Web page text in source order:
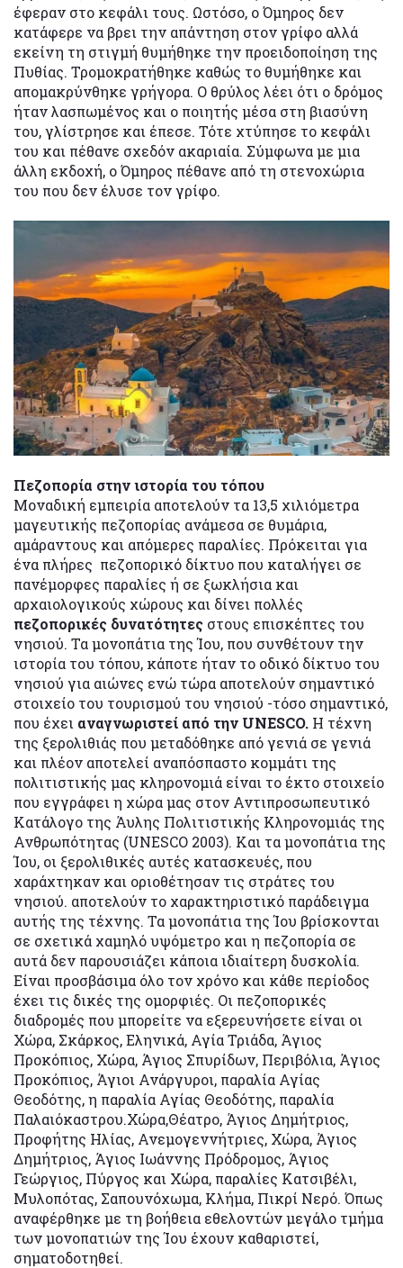
έφεραν στο κεφάλι τους. Ωστόσο, ο Όμηρος δεν
κατάφερε να βρει την απάντηση στον γρίφο αλλά
εκείνη τη στιγμή θυμήθηκε την προειδοποίηση της
Πυθίας. Τρομοκρατήθηκε καθώς το θυμήθηκε και
απομακρύνθηκε γρήγορα. Ο θρύλος λέει ότι ο δρόμος
ήταν λασπωμένος και ο ποιητής μέσα στη βιασύνη
του, γλίστρησε και έπεσε. Τότε χτύπησε το κεφάλι
του και πέθανε σχεδόν ακαριαία. Σύμφωνα με μια
άλλη εκδοχή, ο Όμηρος πέθανε από τη στενοχώρια
του που δεν έλυσε τον γρίφο.
Πεζοπορία στην ιστορία του τόπου
Μοναδική εμπειρία αποτελούν τα 13,5 χιλιόμετρα
μαγευτικής πεζοπορίας ανάμεσα σε θυμάρια,
αμάραντους και απόμερες παραλίες. Πρόκειται για
ένα πλήρες πεζοπορικό δίκτυο που καταλήγει σε
πανέμορφες παραλίες ή σε ξωκλήσια και
αρχαιολογικούς χώρους και δίνει πολλές
πεζοπορικές δυνατότητες στους επισκέπτες του
νησιού. Τα μονοπάτια της Ίου, που συνθέτουν την
ιστορία του τόπου, κάποτε ήταν το οδικό δίκτυο του
νησιού για αιώνες ενώ τώρα αποτελούν σημαντικό
στοιχείο του τουρισμού του νησιού -τόσο σημαντικό,
που έχει αναγνωριστεί από την UNESCO. Η τέχνη
της ξερολιθιάς που μεταδόθηκε από γενιά σε γενιά
και πλέον αποτελεί αναπόσπαστο κομμάτι της
πολιτιστικής μας κληρονομιά είναι το έκτο στοιχείο
που εγγράφει η χώρα μας στον Αντιπροσωπευτικό
Κατάλογο της Άυλης Πολιτιστικής Κληρονομιάς της
Ανθρωπότητας (UNESCO 2003). Και τα μονοπάτια της
Ίου, οι ξερολιθικές αυτές κατασκευές, που
χαράχτηκαν και οριοθέτησαν τις στράτες του
νησιού. αποτελούν το χαρακτηριστικό παράδειγμα
αυτής της τέχνης. Τα μονοπάτια της Ίου βρίσκονται
σε σχετικά χαμηλό υψόμετρο και η πεζοπορία σε
αυτά δεν παρουσιάζει κάποια ιδιαίτερη δυσκολία.
Είναι προσβάσιμα όλο τον χρόνο και κάθε περίοδος
έχει τις δικές της ομορφιές. Οι πεζοπορικές
διαδρομές που μπορείτε να εξερευνήσετε είναι οι
Χώρα, Σκάρκος, Εληνικά, Αγία Τριάδα, Άγιος
Προκόπιος, Χώρα, Άγιος Σπυρίδων, Περιβόλια, Άγιος
Προκόπιος, Άγιοι Ανάργυροι, παραλία Αγίας
Θεοδότης, η παραλία Αγίας Θεοδότης, παραλία
Παλαιόκαστρου.Χώρα,Θέατρο, Άγιος Δημήτριος,
Προφήτης Ηλίας, Ανεμογεννήτριες, Χώρα, Άγιος
Δημήτριος, Άγιος Ιωάννης Πρόδρομος, Άγιος
Γεώργιος, Πύργος και Χώρα, παραλίες Κατσιβέλι,
Μυλοπότας, Σαπουνόχωμα, Κλήμα, Πικρί Νερό. Όπως
αναφέρθηκε με τη βοήθεια εθελοντών μεγάλο τμήμα
των μονοπατιών της Ίου έχουν καθαριστεί,
σηματοδοτηθεί.